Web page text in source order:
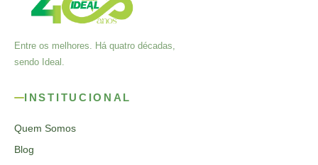
Entre os melhores. Há quatro décadas,
sendo Ideal.
INSTITUCIONAL
Quem Somos
Blog